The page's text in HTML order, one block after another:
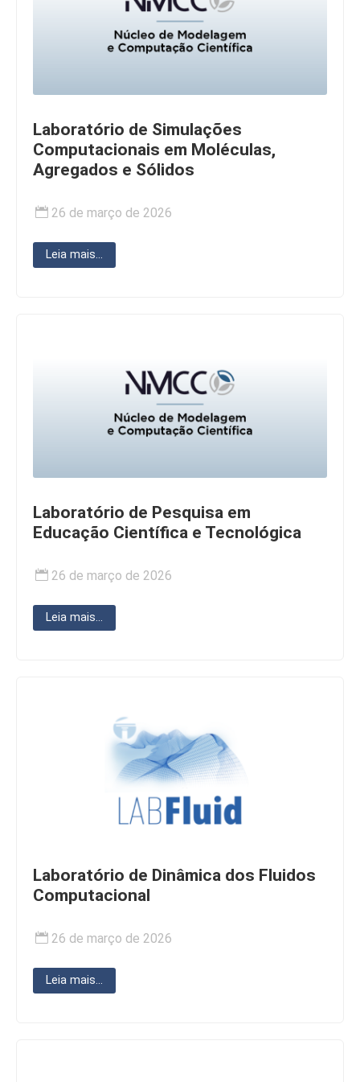
Laboratório de Simulações
Computacionais em Moléculas,
Agregados e Sólidos
26 de março de 2026
Leia mais...
Laboratório de Pesquisa em
Educação Científica e Tecnológica
26 de março de 2026
Leia mais...
Laboratório de Dinâmica dos Fluidos
Computacional
26 de março de 2026
Leia mais...